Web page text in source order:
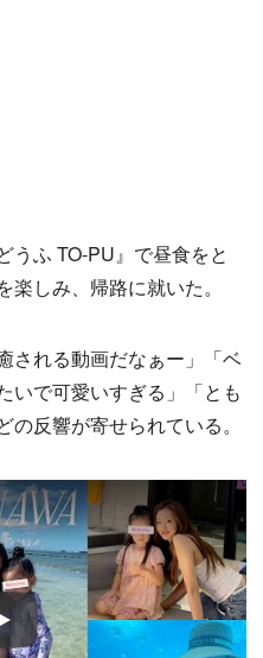
ふ TO-PU』で昼食をと
しみ、帰路に就いた。
される動画だなぁー」「ベ
いで可愛いすぎる」「とも
反響が寄せられている。